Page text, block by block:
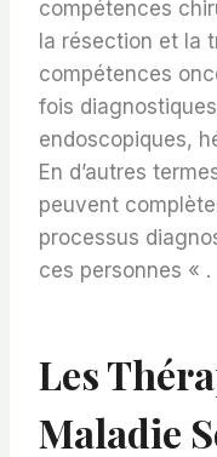
compétences
la résection et la
compétences
fois
endoscopiques,
En d’autres
peuvent
processus
ces personnes « .
Les
Maladie